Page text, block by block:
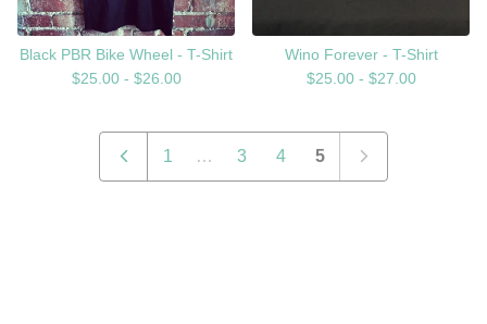
Black PBR Bike Wheel - T-Shirt
$25.00 - $26.00
Wino Forever - T-Shirt
$25.00 - $27.00
1 … 3 4 5